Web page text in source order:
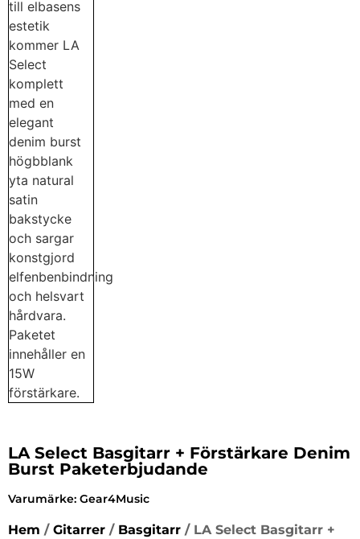
LA Select Basgitarr + Förstärkare Denim
Burst Paketerbjudande
Varumärke: Gear4Music
Hem / Gitarrer / Basgitarr / LA Select Basgitarr +